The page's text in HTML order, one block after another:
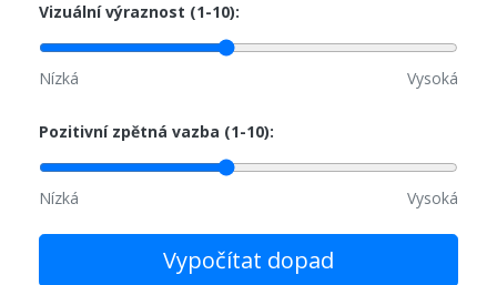
Vizuální výraznost (1-10):
Nízká Vysoká
Pozitivní zpětná vazba (1-10):
Nízká Vysoká
Vypočítat dopad